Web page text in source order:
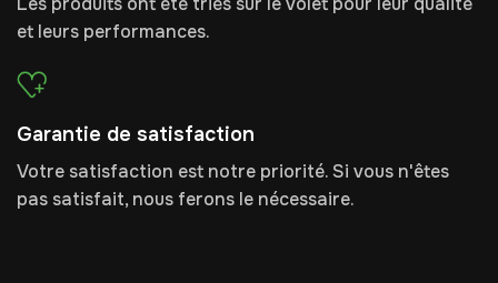
et leurs performances.
Garantie de satisfaction
Votre satisfaction est notre priorité. Si vous n'êtes
pas satisfait, nous ferons le nécessaire.